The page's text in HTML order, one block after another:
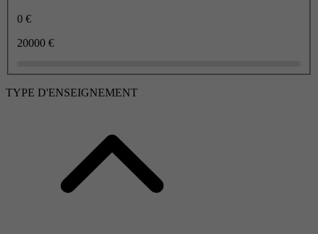
0 €
20000 €
TYPE D'ENSEIGNEMENT